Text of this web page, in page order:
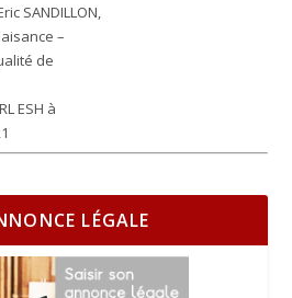
SANDILLON,
–
de
ESH à
LÉGALE